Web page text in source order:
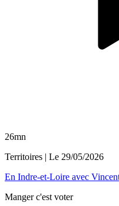
26mn
Territoires | Le 29/05/2026
En Indre-et-Loire avec
Manger c'est voter